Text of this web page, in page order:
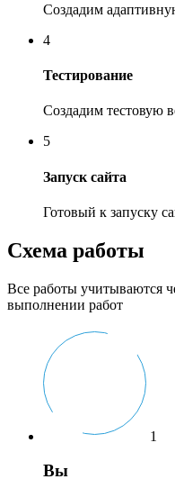
Создадим
4
Тестирование
Создадим тестовую
5
Запуск сайта
Готовый к запуску
Схема работы
Все работы учитываются
выполнении работ
1
Вы